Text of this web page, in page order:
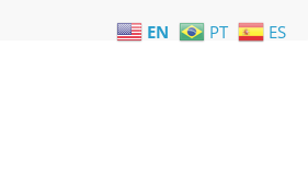
EN PT ES